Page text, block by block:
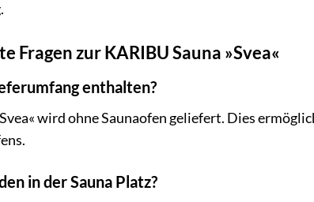
Fragen zur KARIBU Sauna »Svea«
enthalten?
wird ohne Saunaofen geliefert. Dies
in der Sauna Platz?